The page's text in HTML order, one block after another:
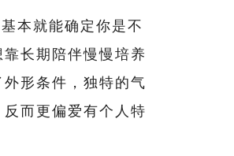
本就能确定你是不
长期陪伴慢慢培养
形条件，独特的气
而更偏爱有个人特